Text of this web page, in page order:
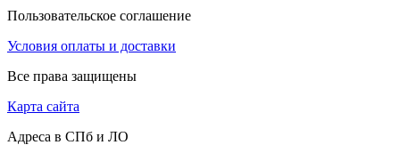
Пользовательское соглашение
Условия оплаты и доставки
Все права защищены
Карта сайта
Адреса в СПб и ЛО